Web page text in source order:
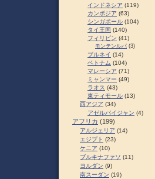
インドネシア (119)
カンボジア (63)
シンガポール (104)
タイ王国 (140)
フィリピン (41)
モンテンルパ (3)
ブルネイ (14)
ベトナム (104)
マレーシア (71)
ミャンマー (49)
ラオス (43)
東ティモール (13)
西アジア (34)
アゼルバイジャン (4)
アフリカ (199)
アルジェリア (14)
エジプト (23)
ケニア (10)
ブルキナファソ (11)
ヨルダン (9)
南スーダン (19)